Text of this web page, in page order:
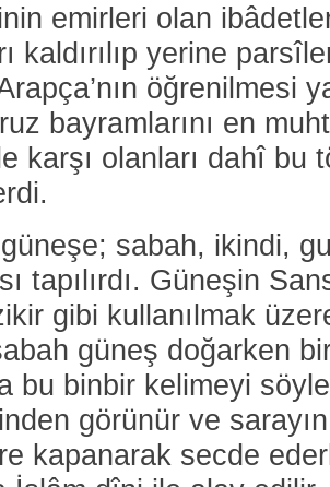
emirleri olan
kaldırılıp yerine
öğrenilmesi
bayramlarını en
karşı olanları dahî bu
sabah, ikindi,
tapılırdı. Güneşin
gibi kullanılmak
güneş doğarken
bu binbir kelimeyi
görünür ve
kapanarak secde